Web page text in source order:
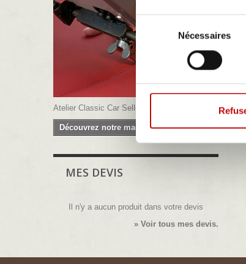
Sélection
du
consentement
Nécessaires
Atelier Classic Car Sellerie
Découvrez notre magasin
MES DEVIS
Il n'y a aucun produit dans votre devis
» Voir tous mes devis.